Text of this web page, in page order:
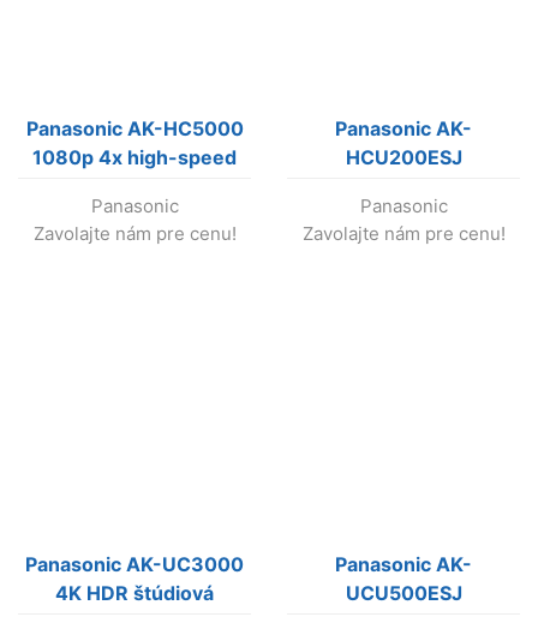
Panasonic AK-HC5000
1080p 4x high-speed
(výroba ukončená !!!)
Panasonic
Zavolajte nám pre cenu!
Panasonic AK-
HCU200ESJ
Panasonic
Zavolajte nám pre cenu!
Panasonic AK-UC3000
4K HDR štúdiová
Panasonic AK-
UCU500ESJ